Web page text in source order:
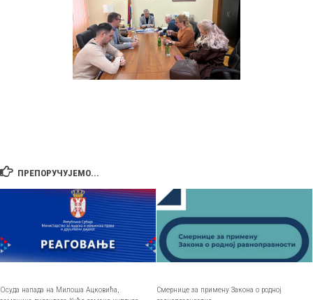
ПРЕПОРУЧУЈЕМО...
Осуда напада на Милоша Ацковића,
Смернице за примену Закона о родној